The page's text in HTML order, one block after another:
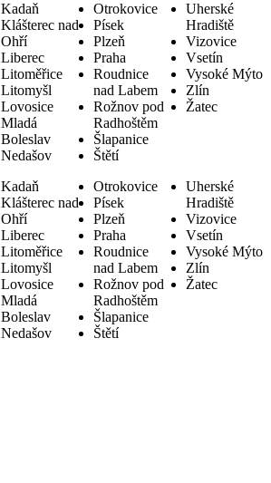
Kadaň
Klášterec nad
Ohří
Liberec
Litoměřice
Litomyšl
Lovosice
Mladá
Boleslav
Nedašov
Otrokovice
Písek
Plzeň
Praha
Roudnice
nad Labem
Rožnov pod
Radhoštěm
Šlapanice
Štětí
Uherské
Hradiště
Vizovice
Vsetín
Vysoké Mýto
Zlín
Žatec
Kadaň
Klášterec nad
Ohří
Liberec
Litoměřice
Litomyšl
Lovosice
Mladá
Boleslav
Nedašov
Otrokovice
Písek
Plzeň
Praha
Roudnice
nad Labem
Rožnov pod
Radhoštěm
Šlapanice
Štětí
Uherské
Hradiště
Vizovice
Vsetín
Vysoké Mýto
Zlín
Žatec